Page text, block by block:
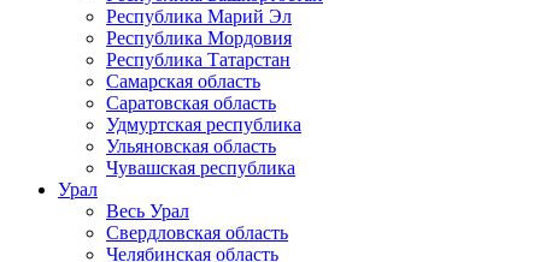
Республика Марий Эл
Республика Мордовия
Республика Татарстан
Самарская область
Саратовская область
Удмуртская республика
Ульяновская область
Чувашская республика
Урал
Весь Урал
Свердловская область
Челябинская область